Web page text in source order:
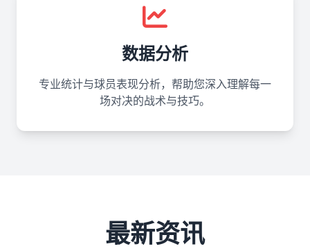
数据分析
专业统计与球员表现分析，帮助您深入理解每一
场对决的战术与技巧。
最新资讯